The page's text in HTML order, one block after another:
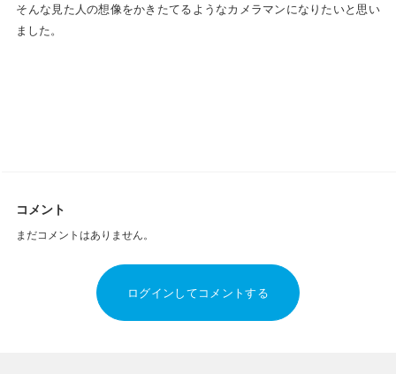
そんな見た人の想像をかきたてるようなカメラマンになりたいと思い
ました。
コメント
まだコメントはありません。
ログインしてコメントする